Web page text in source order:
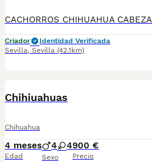
Criador
Identidad Verificada
Sevilla, Sevilla (42.1km)
Chihiuahuas
Chihuahua
4 meses
Edad
4 4
Sexo
900 €
Precio